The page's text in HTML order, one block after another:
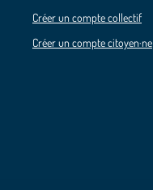
Créer un compte collectif
Créer un compte citoyen·ne